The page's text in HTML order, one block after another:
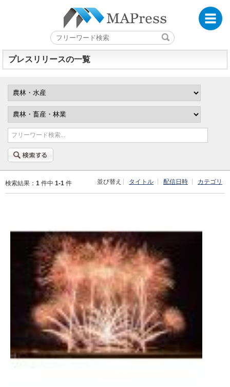
プレスリリースの一覧
フリーワード検索...
検索結果： 1 件中 1-1 件 並び替え タイトル 配信日時 カテゴリ